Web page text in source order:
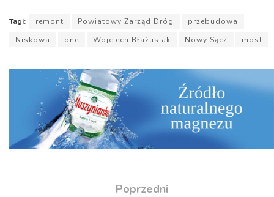
Tagi: remont Powiatowy Zarząd Dróg
przebudowa
Niskowa
one Wojciech Błażusiak Nowy Sącz most
Poprzedni